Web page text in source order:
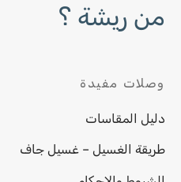
من ريشة ؟
وصلات مفيدة
دليل المقاسات
طريقة الغسيل – غسيل جاف